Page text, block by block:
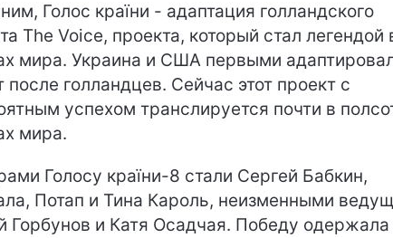
Голос країни - адаптация голландского
The Voice, проекта, который стал легендой
мира. Украина и США первыми
после голландцев. Сейчас этот проект с
успехом транслируется почти в
мира.
Голосу країни-8 стали Сергей Бабкин,
Потап и Тина Кароль, неизменными
Горбунов и Катя Осадчая. Победу одержала